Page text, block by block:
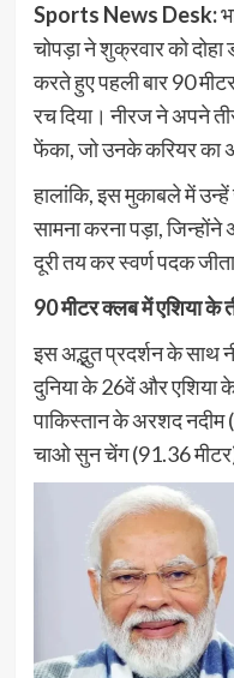
Sports News Desk:
चोपड़ा ने शुक्रवार को दोहा
करते हुए पहली बार 90
रच दिया। नीरज ने अपने
फेंका, जो उनके करियर का
हालांकि, इस मुकाबले में
सामना करना पड़ा,
दूरी तय कर स्वर्ण पदक
90 मीटर क्लब में एशिया के
इस अद्भुत प्रदर्शन के साथ
दुनिया के 26वें और एशिया
पाकिस्तान के अरशद नदीम
चाओ सुन चेंग (91.36